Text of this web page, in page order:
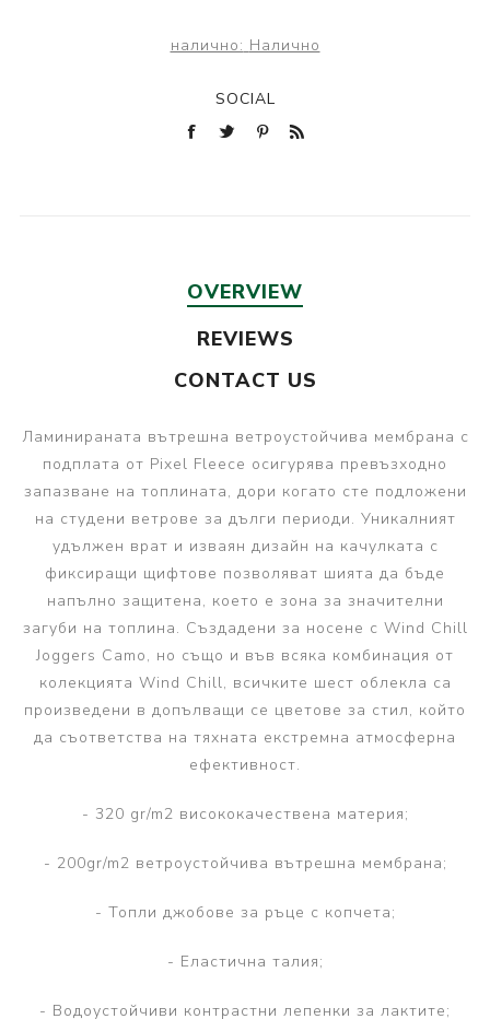
налично: Налично
SOCIAL
OVERVIEW
REVIEWS
CONTACT US
Ламинираната вътрешна ветроустойчива мембрана с
подплата от Pixel Fleece осигурява превъзходно
запазване на топлината, дори когато сте подложени
на студени ветрове за дълги периоди. Уникалният
удължен врат и изваян дизайн на качулката с
фиксиращи щифтове позволяват шията да бъде
напълно защитена, което е зона за значителни
загуби на топлина. Създадени за носене с Wind Chill
Joggers Camo, но също и във всяка комбинация от
колекцията Wind Chill, всичките шест облекла са
произведени в допълващи се цветове за стил, който
да съответства на тяхната екстремна атмосферна
ефективност.
- 320 gr/m2 висококачествена материя;
- 200gr/m2 ветроустойчива вътрешна мембрана;
- Топли джобове за ръце с копчета;
- Еластична талия;
- Водоустойчиви контрастни лепенки за лактите;